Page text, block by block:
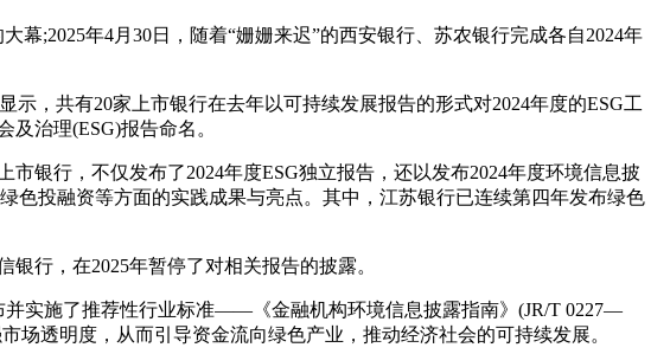
幕;2025年4月30日，随着“姗姗来迟”的西安银行、苏农银行完成各自2024年
，共有20家上市银行在去年以可持续发展报告的形式对2024年度的ESG工
治理(ESG)报告命名。
银行，不仅发布了2024年度ESG独立报告，还以发布2024年度环境信息披
色投融资等方面的实践成果与亮点。其中，江苏银行已连续第四年发布绿色
行，在2025年暂停了对相关报告的披露。
并实施了推荐性行业标准——《金融机构环境信息披露指南》(JR/T 0227—
透明度，从而引导资金流向绿色产业，推动经济社会的可持续发展。